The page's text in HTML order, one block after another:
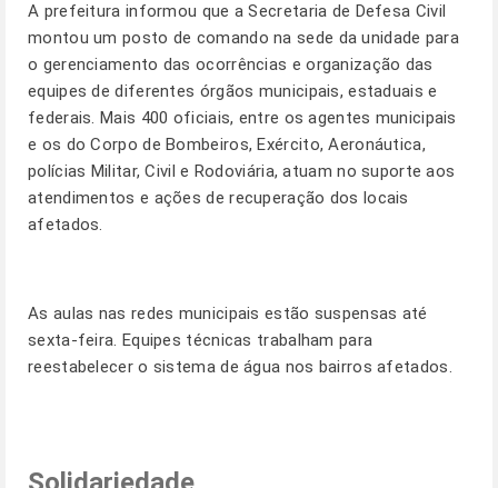
A prefeitura informou que a Secretaria de Defesa Civil
montou um posto de comando na sede da unidade para
o gerenciamento das ocorrências e organização das
equipes de diferentes órgãos municipais, estaduais e
federais. Mais 400 oficiais, entre os agentes municipais
e os do Corpo de Bombeiros, Exército, Aeronáutica,
polícias Militar, Civil e Rodoviária, atuam no suporte aos
atendimentos e ações de recuperação dos locais
afetados.
As aulas nas redes municipais estão suspensas até
sexta-feira. Equipes técnicas trabalham para
reestabelecer o sistema de água nos bairros afetados.